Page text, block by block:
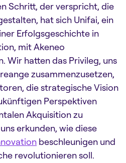
Schritt, der verspricht, die
hat sich Unifai, ein
Erfolgsgeschichte in
mit Akeneo
Wir hatten das Privileg, uns
zusammenzusetzen,
die strategische Vision
Perspektiven
Akquisition zu
erkunden, wie diese
beschleunigen und
revolutionieren soll.